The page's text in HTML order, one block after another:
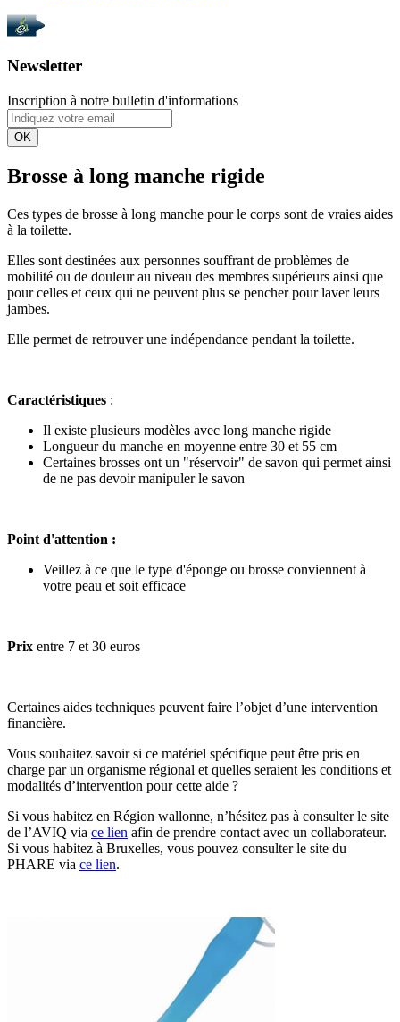
Newsletter
Inscription à notre bulletin d'informations
OK
Brosse à long manche rigide
Ces types de brosse à long manche pour le corps sont de vraies aides
à la toilette.
Elles sont destinées aux personnes souffrant de problèmes de
mobilité ou de douleur au niveau des membres supérieurs ainsi que
pour celles et ceux qui ne peuvent plus se pencher pour laver leurs
jambes.
Elle permet de retrouver une indépendance pendant la toilette.
Caractéristiques :
Il existe plusieurs modèles avec long manche rigide
Longueur du manche en moyenne entre 30 et 55 cm
Certaines brosses ont un "réservoir" de savon qui permet ainsi
de ne pas devoir manipuler le savon
Point d'attention :
Veillez à ce que le type d'éponge ou brosse conviennent à
votre peau et soit efficace
Prix entre 7 et 30 euros
Certaines aides techniques peuvent faire l’objet d’une intervention
financière.
Vous souhaitez savoir si ce matériel spécifique peut être pris en
charge par un organisme régional et quelles seraient les conditions et
modalités d’intervention pour cette aide ?
Si vous habitez en Région wallonne, n’hésitez pas à consulter le site
de l’AVIQ via ce lien afin de prendre contact avec un collaborateur.
Si vous habitez à Bruxelles, vous pouvez consulter le site du
PHARE via ce lien.